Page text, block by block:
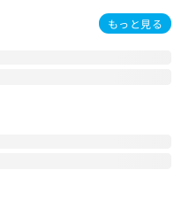
もっと見る